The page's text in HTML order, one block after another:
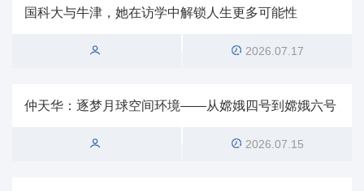
国科大与牛津，她在访学中解锁人生更多可能性
2026.07.17
仲天华：逐梦月球空间环境——从嫦娥四号到嫦娥六号
2026.07.15